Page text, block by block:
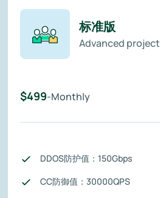
标准版
Advanced project
$499-Monthly
DDOS防护值：150Gbps
CC防御值：30000QPS